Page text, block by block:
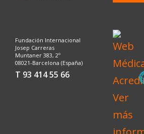
Fundación Internacional
Josep Carreras
Muntaner 383, 2º
08021-Barcelona (España)
T 93 414 55 66